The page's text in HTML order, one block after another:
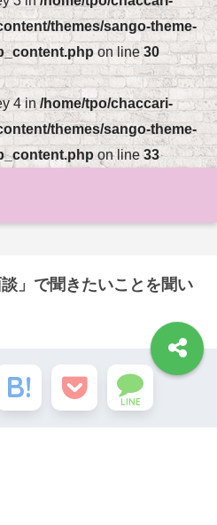
themes/sango-theme-
on line30
4 in/home/tpo/chaccari-
themes/sango-theme-
on line33
」で聞きたいことを聞い
LINE